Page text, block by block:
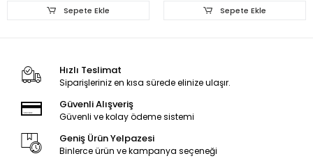
Sepete Ekle Sepete Ekle
Hızlı Teslimat
Siparişleriniz en kısa sürede elinize ulaşır.
Güvenli Alışveriş
Güvenli ve kolay ödeme sistemi
Geniş Ürün Yelpazesi
Binlerce ürün ve kampanya seçeneği